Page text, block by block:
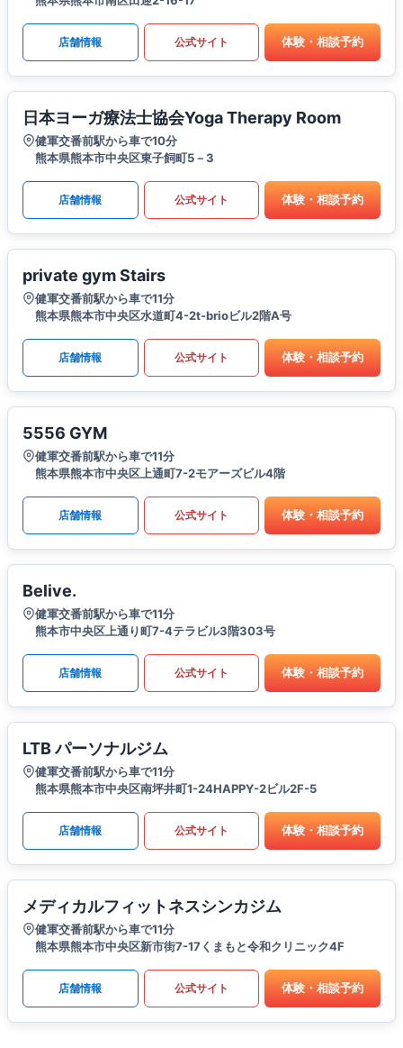
店舗情報 公式サイト 体験・相談予約
日本ヨーガ療法士協会Yoga Therapy Room
健軍交番前駅から車で10分
熊本県熊本市中央区東子飼町5－3
店舗情報 公式サイト 体験・相談予約
private gym Stairs
健軍交番前駅から車で11分
熊本県熊本市中央区水道町4-2t-brioビル2階A号
店舗情報 公式サイト 体験・相談予約
5556 GYM
健軍交番前駅から車で11分
熊本県熊本市中央区上通町7-2モアーズビル4階
店舗情報 公式サイト 体験・相談予約
Belive.
健軍交番前駅から車で11分
熊本市中央区上通り町7-4テラビル3階303号
店舗情報 公式サイト 体験・相談予約
LTB パーソナルジム
健軍交番前駅から車で11分
熊本県熊本市中央区南坪井町1-24HAPPY-2ビル2F-5
店舗情報 公式サイト 体験・相談予約
メディカルフィットネスシンカジム
健軍交番前駅から車で11分
熊本県熊本市中央区新市街7-17くまもと令和クリニック4F
店舗情報 公式サイト 体験・相談予約